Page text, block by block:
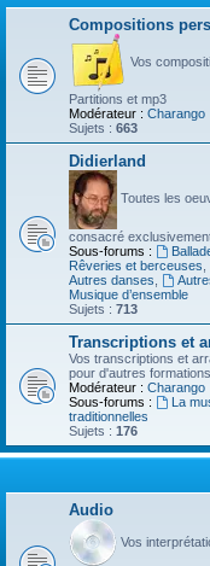
Compositions
Vos
Partitions et mp3
Modérateur : Charango
Sujets : 663
Didierland
Toutes les
consacré
Sous-forums :
Rêveries et berceuses
Autres danses
Musique d’ensemble
Sujets : 713
Transcriptions et
Vos transcriptions et
pour d'autres formations
Modérateur : Charango
Sous-forums :
La
traditionnelles
Sujets : 176
Audio
Vos